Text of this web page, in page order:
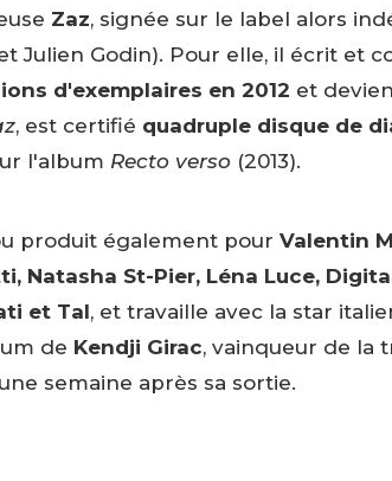
Zaz, signée sur le label alors
Julien Godin). Pour elle, il écrit et
d'exemplaires en 2012 et
, est certifié quadruple disque de
l'album Recto verso (2013).
produit également pour Valentin
Natasha St-Pier, Léna Luce,
et Tal, et travaille avec la star
de Kendji Girac, vainqueur de la
semaine après sa sortie.